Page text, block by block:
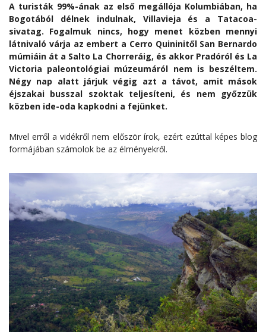
A turisták 99%-ának az első megállója Kolumbiában, ha
Bogotából délnek indulnak, Villavieja és a Tatacoa-
sivatag. Fogalmuk nincs, hogy menet közben mennyi
látnivaló várja az embert a Cerro Quininitől San Bernardo
múmiáin át a Salto La Chorreráig, és akkor Pradóról és La
Victoria paleontológiai múzeumáról nem is beszéltem.
Négy nap alatt járjuk végig azt a távot, amit mások
éjszakai busszal szoktak teljesíteni, és nem győzzük
közben ide-oda kapkodni a fejünket.
Mivel erről a vidékről nem először írok, ezért ezúttal képes blog
formájában számolok be az élményekről.